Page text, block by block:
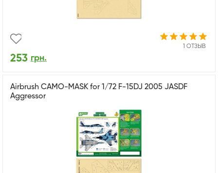
1 ОТЗЫВ
253 грн.
Airbrush CAMO-MASK for 1/72 F-15DJ 2005 JASDF
Aggressor